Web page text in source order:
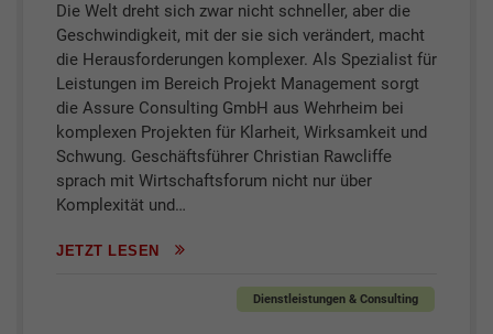
Die Welt dreht sich zwar nicht schneller, aber die
Geschwindigkeit, mit der sie sich verändert, macht
die Herausforderungen komplexer. Als Spezialist für
Leistungen im Bereich Projekt Management sorgt
die Assure Consulting GmbH aus Wehrheim bei
komplexen Projekten für Klarheit, Wirksamkeit und
Schwung. Geschäftsführer Christian Rawcliffe
sprach mit Wirtschaftsforum nicht nur über
Komplexität und…
JETZT LESEN
Dienstleistungen & Consulting